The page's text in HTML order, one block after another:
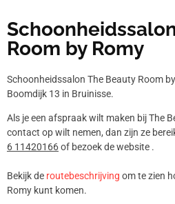
Room by Romy
Schoonheidssalon The Beauty Room
Boomdijk 13 in Bruinisse.
Als je een afspraak wilt maken bij The
contact op wilt nemen, dan zijn ze
6 11420166of bezoek de website .
Bekijk de routebeschrijving om te zien
Romy kunt komen.